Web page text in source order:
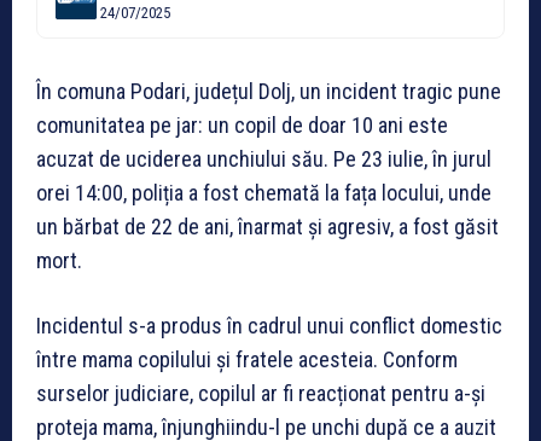
24/07/2025
În comuna Podari, județul Dolj, un incident tragic pune
comunitatea pe jar: un copil de doar 10 ani este
acuzat de uciderea unchiului său. Pe 23 iulie, în jurul
orei 14:00, poliția a fost chemată la fața locului, unde
un bărbat de 22 de ani, înarmat și agresiv, a fost găsit
mort.
Incidentul s-a produs în cadrul unui conflict domestic
între mama copilului și fratele acesteia. Conform
surselor judiciare, copilul ar fi reacționat pentru a-și
proteja mama, înjunghiindu-l pe unchi după ce a auzit